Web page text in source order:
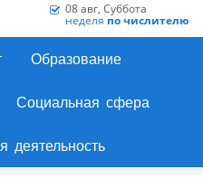
08 авг, Суббота
неделя по числителю
Образование
Социальная сфера
деятельность